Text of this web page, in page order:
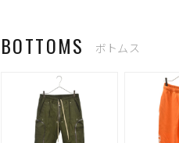
BOTTOMS ボトムス